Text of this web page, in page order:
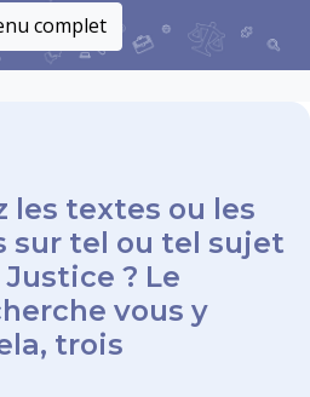
complet
les textes ou les
sur tel ou tel sujet
? Le
vous y
trois